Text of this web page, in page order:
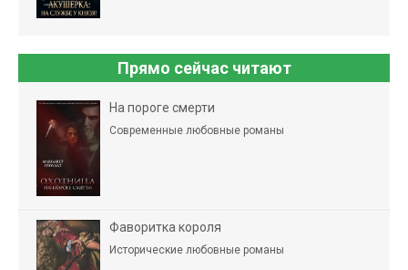
Прямо сейчас читают
На пороге смерти
Современные любовные романы
Фаворитка короля
Исторические любовные романы